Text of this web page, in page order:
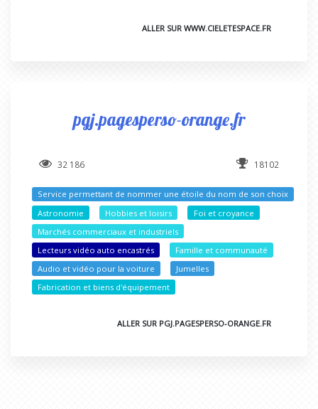
ALLER SUR WWW.CIELETESPACE.FR
pgj.pagesperso-orange.fr
32 186 18102
Service permettant de nommer une étoile du nom de son choix
Astronomie
Hobbies et loisirs
Foi et croyance
Marchés commerciaux et industriels
Lecteurs vidéo auto encastrés
Famille et communauté
Audio et vidéo pour la voiture
Jumelles
Fabrication et biens d'équipement
ALLER SUR PGJ.PAGESPERSO-ORANGE.FR